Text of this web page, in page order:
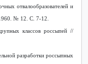
отвалообразователей и
№ 12. С. 7-12.
классов россыпей //
разработки россыпных